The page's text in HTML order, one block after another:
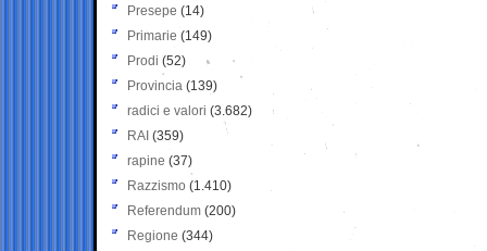
Presepe (14)
Primarie (149)
Prodi (52)
Provincia (139)
radici e valori (3.682)
RAI (359)
rapine (37)
Razzismo (1.410)
Referendum (200)
Regione (344)